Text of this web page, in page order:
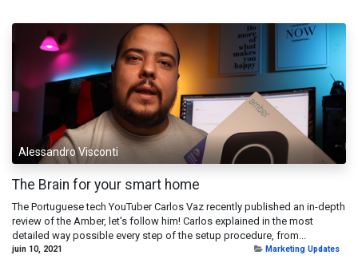
Alessandro Visconti
The Brain for your smart home
The Portuguese tech YouTuber Carlos Vaz recently published an in-depth
review of the Amber, let's follow him! Carlos explained in the most
detailed way possible every step of the setup procedure, from...
juin 10, 2021 Marketing Updates